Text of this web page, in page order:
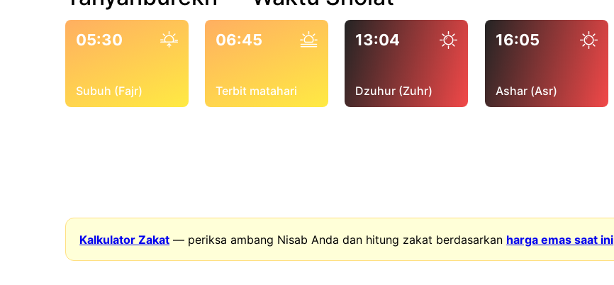
05:30
Subuh (Fajr)
06:45
Terbit matahari
13:04
Dzuhur (Zuhr)
16:05
Ashar (Asr)
Kalkulator Zakat — periksa ambang Nisab Anda dan hitung zakat berdasarkan harga emas saat ini